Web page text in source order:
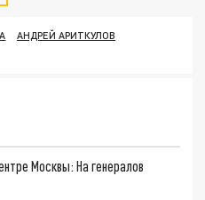
АНДРЕЙ АРИТКУЛОВ
Москвы: На генералов